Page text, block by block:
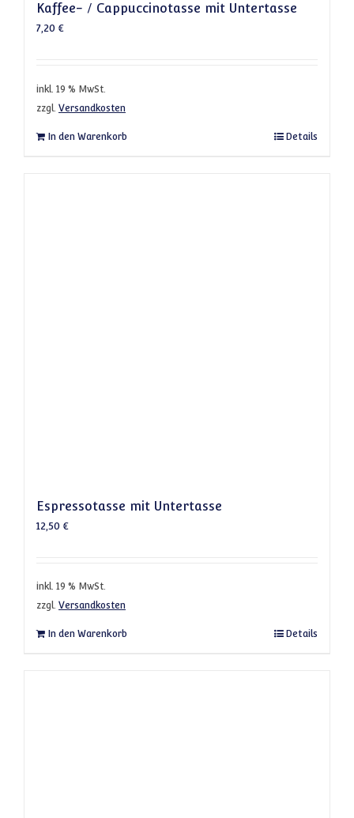
Kaffee- / Cappuccinotasse mit Untertasse
7,20 €
inkl. 19 % MwSt.
zzgl. Versandkosten
In den Warenkorb Details
Espressotasse mit Untertasse
12,50 €
inkl. 19 % MwSt.
zzgl. Versandkosten
In den Warenkorb Details